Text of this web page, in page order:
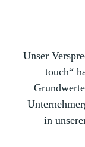
Unser
touch“
in